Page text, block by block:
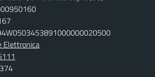
Elettronica